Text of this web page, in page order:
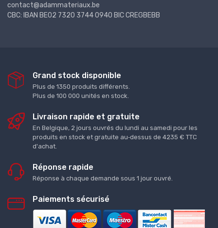
contact@adammateriaux.be
CBC: IBAN BE02 7320 3744 0940 BIC CREGBEBB
Grand stock disponible
Plus de 1350 produits différents.
Plus de 100 000 unités en stock.
Livraison rapide et gratuite
En Belgique, 2 jours ouvrés du lundi au samedi pour les
produits en stock et gratuite au‑dessus de 4235 € TTC
d'achat.
Réponse rapide
Réponse à chaque demande sous 1 jour ouvré.
Paiements sécurisé